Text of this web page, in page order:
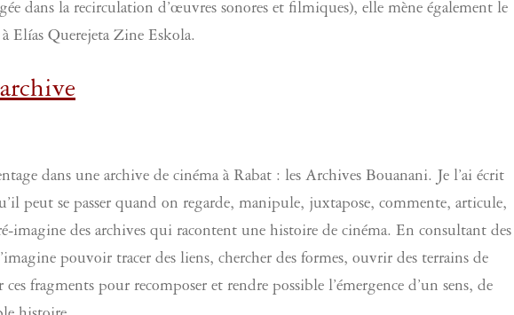
dans la recirculation d’œuvres sonores et filmiques), elle mène également le
Elías Querejeta Zine Eskola.
dans une archive de cinéma à Rabat : les Archives Bouanani. Je l’ai écrit
peut se passer quand on regarde, manipule, juxtapose, commente, articule,
imagine des archives qui racontent une histoire de cinéma. En consultant des
pouvoir tracer des liens, chercher des formes, ouvrir des terrains de
fragments pour recomposer et rendre possible l’émergence d’un sens, de